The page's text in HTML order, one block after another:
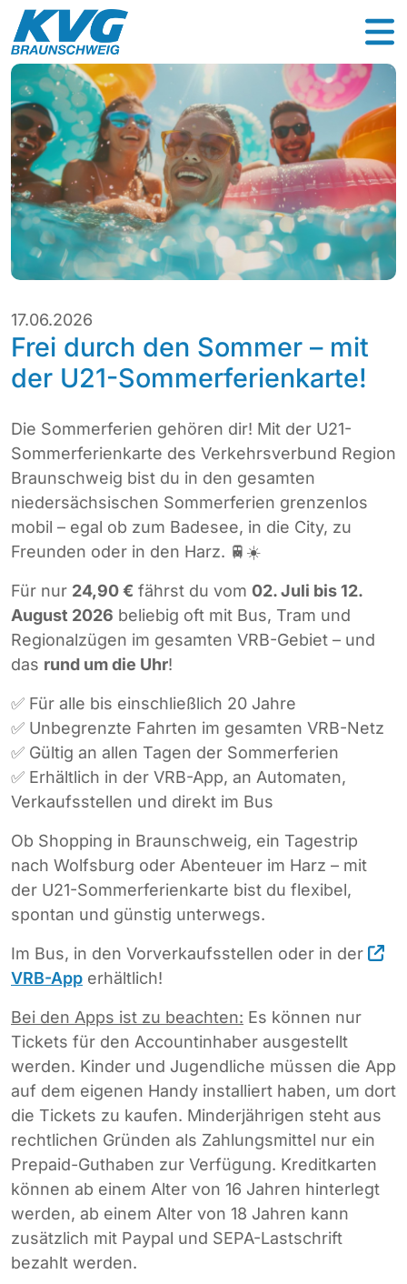
17.06.2026
Frei durch den Sommer – mit
der U21-Sommerferienkarte!
Die Sommerferien gehören dir! Mit der U21-
Sommerferienkarte des Verkehrsverbund Region
Braunschweig bist du in den gesamten
niedersächsischen Sommerferien grenzenlos
mobil – egal ob zum Badesee, in die City, zu
Freunden oder in den Harz. 🚆☀️
Für nur 24,90 € fährst du vom 02. Juli bis 12.
August 2026 beliebig oft mit Bus, Tram und
Regionalzügen im gesamten VRB-Gebiet – und
das rund um die Uhr!
✅ Für alle bis einschließlich 20 Jahre
✅ Unbegrenzte Fahrten im gesamten VRB-Netz
✅ Gültig an allen Tagen der Sommerferien
✅ Erhältlich in der VRB-App, an Automaten,
Verkaufsstellen und direkt im Bus
Ob Shopping in Braunschweig, ein Tagestrip
nach Wolfsburg oder Abenteuer im Harz – mit
der U21-Sommerferienkarte bist du flexibel,
spontan und günstig unterwegs.
Im Bus, in den Vorverkaufsstellen oder in der
VRB-App erhältlich!
Bei den Apps ist zu beachten: Es können nur
Tickets für den Accountinhaber ausgestellt
werden. Kinder und Jugendliche müssen die App
auf dem eigenen Handy installiert haben, um dort
die Tickets zu kaufen. Minderjährigen steht aus
rechtlichen Gründen als Zahlungsmittel nur ein
Prepaid-Guthaben zur Verfügung. Kreditkarten
können ab einem Alter von 16 Jahren hinterlegt
werden, ab einem Alter von 18 Jahren kann
zusätzlich mit Paypal und SEPA-Lastschrift
bezahlt werden.